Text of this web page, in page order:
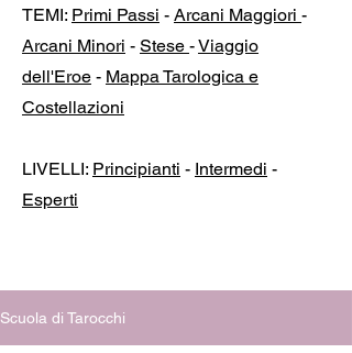
TEMI: Primi Passi - Arcani Maggiori -
Arcani Minori - Stese -Viaggio
dell'Eroe - Mappa Tarologica e
Costellazioni
LIVELLI: Principianti - Intermedi -
Esperti
Scuola di Tarocchi